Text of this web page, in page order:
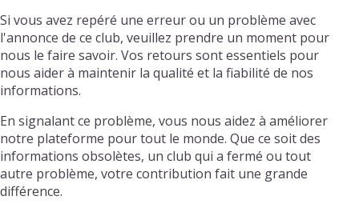
Si vous avez repéré une erreur ou un problème avec
l'annonce de ce club, veuillez prendre un moment pour
nous le faire savoir. Vos retours sont essentiels pour
nous aider à maintenir la qualité et la fiabilité de nos
informations.
En signalant ce problème, vous nous aidez à améliorer
notre plateforme pour tout le monde. Que ce soit des
informations obsolètes, un club qui a fermé ou tout
autre problème, votre contribution fait une grande
différence.